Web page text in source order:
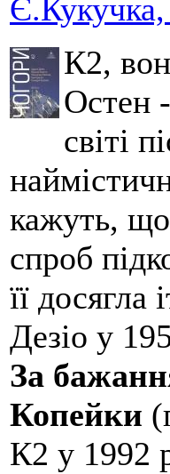
К2,
Остен
світі
кажуть, що
спроб
її досягла
Дезіо у
За
Копейки
К2 у 1992